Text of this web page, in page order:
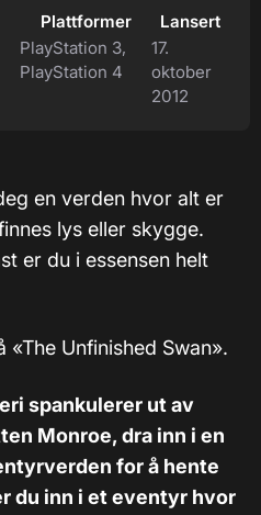
Plattformer
PlayStation 3,
PlayStation 4
Lansert
17.
oktober
2012
en verden hvor alt er
lys eller skygge.
er du i essensen helt
Unfinished Swan».
spankulerer ut av
Monroe, dra inn i en
for å hente
du inn i et eventyr hvor